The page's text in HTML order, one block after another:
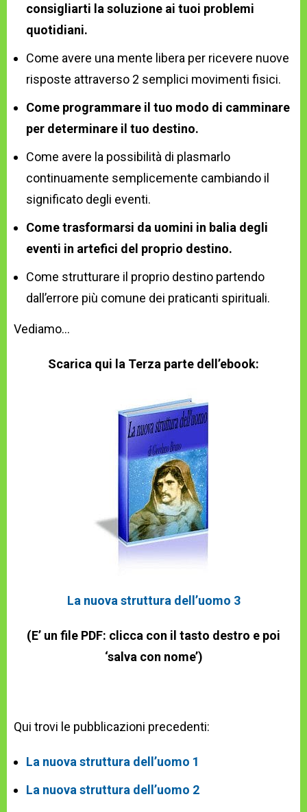
consigliarti la soluzione ai tuoi problemi
quotidiani.
Come avere una mente libera per ricevere nuove
risposte attraverso 2 semplici movimenti fisici.
Come programmare il tuo modo di camminare
per determinare il tuo destino.
Come avere la possibilità di plasmarlo
continuamente semplicemente cambiando il
significato degli eventi.
Come trasformarsi da uomini in balia degli
eventi in artefici del proprio destino.
Come strutturare il proprio destino partendo
dall’errore più comune dei praticanti spirituali.
Vediamo…
Scarica qui la Terza parte dell’ebook:
La nuova struttura dell’uomo 3
(E’ un file PDF: clicca con il tasto destro e poi
‘salva con nome’)
Qui trovi le pubblicazioni precedenti:
La nuova struttura dell’uomo 1
La nuova struttura dell’uomo 2